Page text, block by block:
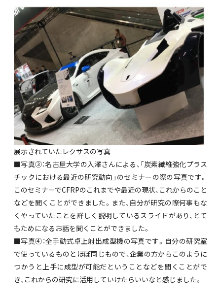
展示されていたレクサスの写真
■写真③：名古屋大学の入澤さんによる、「炭素繊維強化プラス
チックにおける最近の研究動向」のセミナーの際の写真です。
このセミナーでCFRPのこれまでや最近の現状、これからのこと
などを聞くことができました。また、自分が研究の際何事もな
くやっていたことを詳しく説明しているスライドがあり、とて
もためになるお話を聞くことができました。
■写真④：全手動式卓上射出成型機の写真です。自分の研究室
で使っているものとほぼ同じもので、企業の方からこのように
つかうと上手に成型が可能だということなどを聞くことがで
き、これからの研究に活用していけたらいいなと感じました。